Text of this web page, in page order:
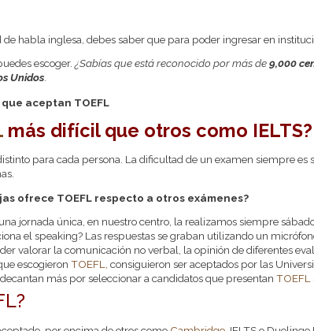
habla inglesa, debes saber que para poder ingresar en
escoger. ¿Sabías que está reconocido por más de9,000
Unidos
aceptan TOEFL
más difícil que otros como IELTS?
para cada persona. La dificultad de un examen siempre
ofrece TOEFL respecto a otros exámenes?
jornada única, en nuestro centro, la realizamos siempre
el speaking? Las respuestas se graban utilizando un
valorar la comunicación no verbal, la opinión de diferentes
escogieron TOEFL,
consiguieron ser aceptados por las
más por seleccionar a candidatos que presentan TOEFL